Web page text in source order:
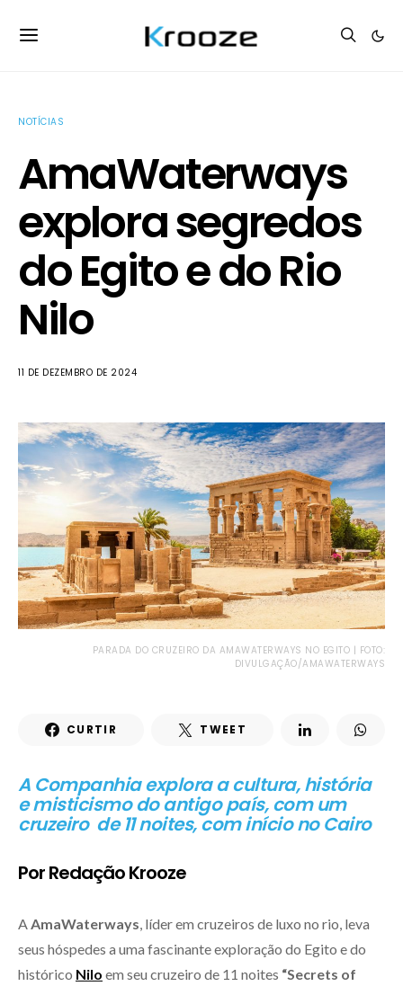
NOTÍCIAS
AmaWaterways
explora segredos
do Egito e do Rio
Nilo
11 DE DEZEMBRO DE 2024
PARADA DO CRUZEIRO DA AMAWATERWAYS NO EGITO | FOTO:
DIVULGAÇÃO/AMAWATERWAYS
CURTIR TWEET
A Companhia explora a cultura, história
e misticismo do antigo país, com um
cruzeiro de 11 noites, com início no Cairo
Por Redação Krooze
A AmaWaterways , líder em cruzeiros de luxo no rio, leva
seus hóspedes a uma fascinante exploração do Egito e do
histórico Nilo em seu cruzeiro de 11 noites “Secrets of